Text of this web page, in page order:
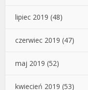
lipiec 2019 (48)
czerwiec 2019 (47)
maj 2019 (52)
kwiecień 2019 (53)